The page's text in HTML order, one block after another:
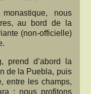
nous
au bord de la
(non-officielle)
prend d’abord la
de la Puebla, puis
entre les champs,
; nous profitons